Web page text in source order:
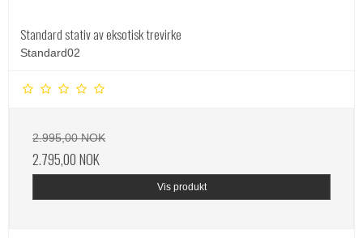
Standard stativ av eksotisk trevirke
Standard02
2.995,00 NOK
2.795,00 NOK
Vis produkt